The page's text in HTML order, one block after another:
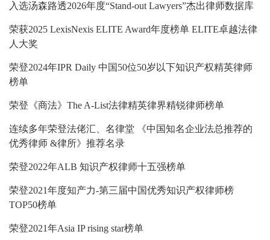
入选汤森路透2026年度“Stand-out Lawyers”杰出律师数据库
荣获2025 LexisNexis ELITE Award年度榜单 ELITE卓越法律
人大奖
荣登2024年IPR Daily 中国50位50岁以下知识产权精英律师
榜单
荣登《商法》The A-List法律精英律界精锐律师榜单
连续多年荣登法佬汇、名律堂 《中国知名企业法总推荐的
优秀律师 &律所》推荐名录
荣登2022年ALB 知识产权律师十五强榜单
荣登2021年度知产力-第三届中国优秀知识产权律师榜
TOP50榜单
荣登2021年Asia IP rising star榜单